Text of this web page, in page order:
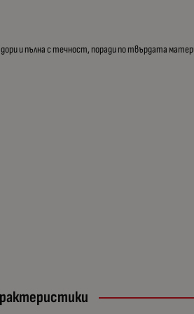
и пълна с течност, поради по твърдата